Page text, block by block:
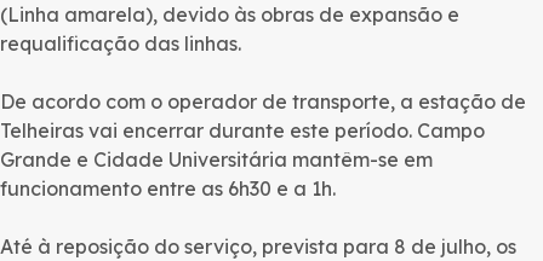
(Linha amarela), devido às obras de expansão e
requalificação das linhas.
De acordo com o operador de transporte, a estação de
Telheiras vai encerrar durante este período. Campo
Grande e Cidade Universitária mantêm-se em
funcionamento entre as 6h30 e a 1h.
Até à reposição do serviço, prevista para 8 de julho, os